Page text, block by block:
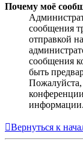
Почему моё
сообщения
отправкой
сообщения
быть
Пожалуйста,
информации.
Вернуться к